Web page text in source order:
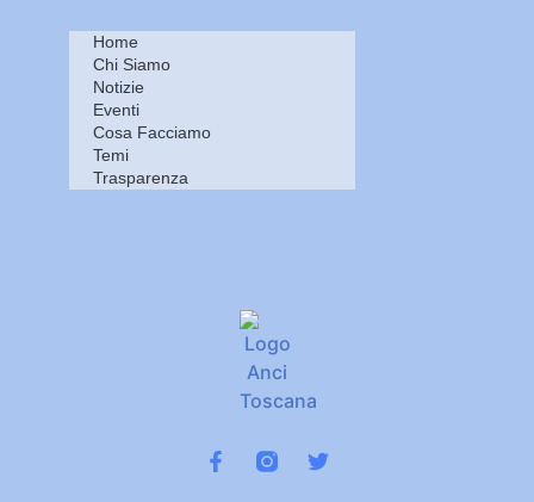
Home
Chi Siamo
Notizie
Eventi
Cosa Facciamo
Temi
Trasparenza